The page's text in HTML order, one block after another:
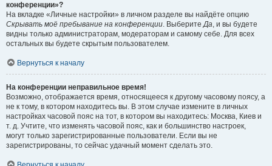
конференции»?
На вкладке «Личные настройки» в личном разделе вы найдёте опцию
Скрывать моё пребывание на конференции. ВыберитеДа, и вы будете
видны только администраторам, модераторам и самому себе. Для всех
остальных вы будете скрытым пользователем.
Вернуться к началу
На конференции неправильное время!
Возможно, отображается время, относящееся к другому часовому поясу, а
не к тому, в котором находитесь вы. В этом случае измените в личных
настройках часовой пояс на тот, в котором вы находитесь: Москва, Киев и
т. д. Учтите, что изменять часовой пояс, как и большинство настроек,
могут только зарегистрированные пользователи. Если вы не
зарегистрированы, то сейчас удачный момент сделать это.